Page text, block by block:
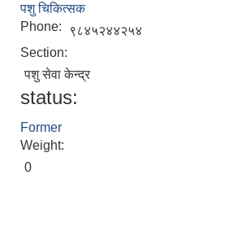
पशु चिकित्सक
Phone:
९८४५२४४२५४
Section:
पशु सेवा केन्द्र
status:
Former
Weight:
0